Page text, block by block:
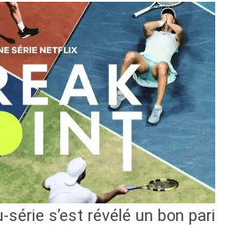
s’est révélé un bon pari